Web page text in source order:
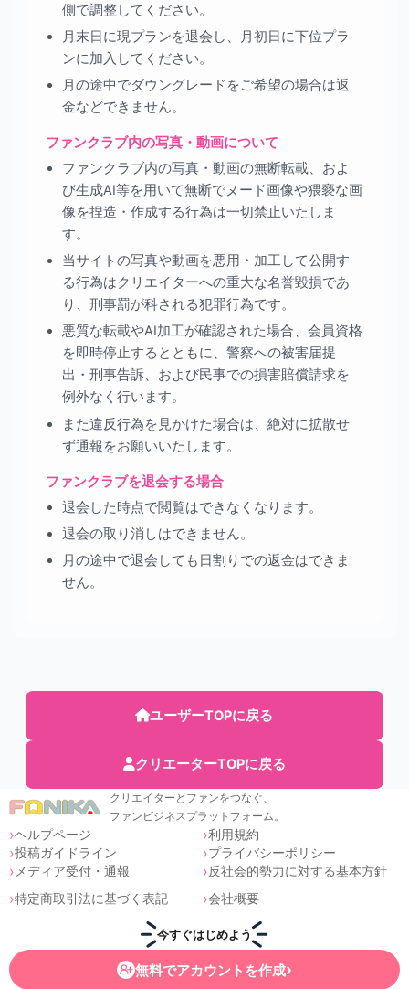
側で調整してください。
月末日に現プランを退会し、月初日に下位プラ
ンに加入してください。
月の途中でダウングレードをご希望の場合は返
金などできません。
ファンクラブ内の写真・動画について
ファンクラブ内の写真・動画の無断転載、およ
び生成AI等を用いて無断でヌード画像や猥褻な画
像を捏造・作成する行為は一切禁止いたしま
す。
当サイトの写真や動画を悪用・加工して公開す
る行為はクリエイターへの重大な名誉毀損であ
り、刑事罰が科される犯罪行為です。
悪質な転載やAI加工が確認された場合、会員資格
を即時停止するとともに、警察への被害届提
出・刑事告訴、および民事での損害賠償請求を
例外なく行います。
また違反行為を見かけた場合は、絶対に拡散せ
ず通報をお願いいたします。
ファンクラブを退会する場合
退会した時点で閲覧はできなくなります。
退会の取り消しはできません。
月の途中で退会しても日割りでの返金はできま
せん。
ユーザーTOPに戻る
クリエーターTOPに戻る
クリエイターとファンをつなぐ、
ファンビジネスプラットフォーム。
ヘルプページ
投稿ガイドライン
メディア受付・通報
利用規約
プライバシーポリシー
反社会的勢力に対する基本方針
特定商取引法に基づく表記
会社概要
今すぐはじめよう
無料でアカウントを作成›